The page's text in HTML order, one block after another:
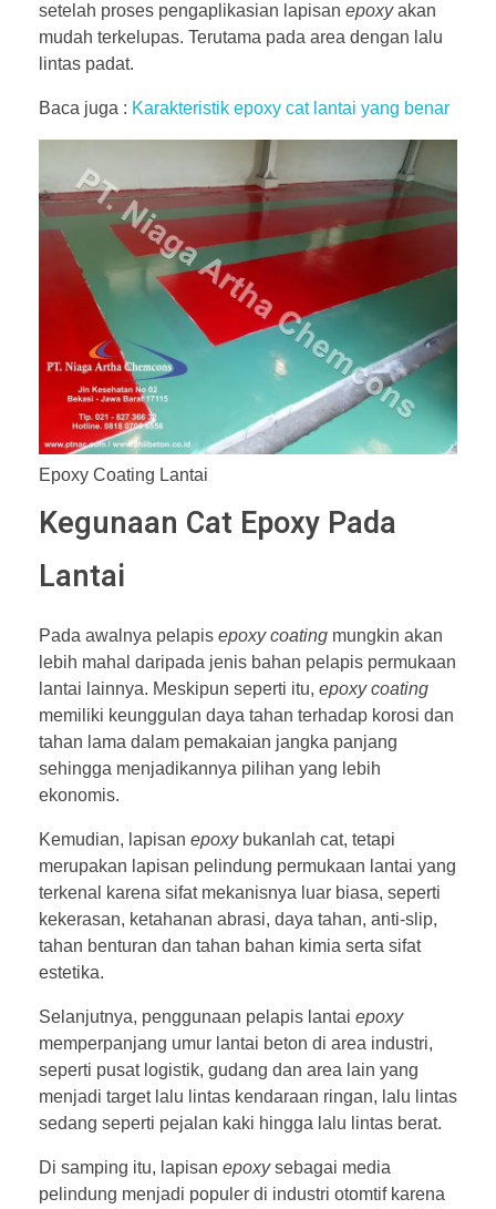
setelah proses pengaplikasian lapisan epoxyakan
mudah terkelupas. Terutama pada area dengan lalu
lintas padat.
Baca juga : Karakteristik epoxy cat lantai yang benar
Epoxy Coating Lantai
Kegunaan Cat Epoxy Pada
Lantai
Pada awalnya pelapis epoxy coating mungkin akan
lebih mahal daripada jenis bahan pelapis permukaan
lantai lainnya. Meskipun seperti itu, epoxy coating
memiliki keunggulan daya tahan terhadap korosi dan
tahan lama dalam pemakaian jangka panjang
sehingga menjadikannya pilihan yang lebih
ekonomis.
Kemudian, lapisan epoxybukanlah cat, tetapi
merupakan lapisan pelindung permukaan lantai yang
terkenal karena sifat mekanisnya luar biasa, seperti
kekerasan, ketahanan abrasi, daya tahan, anti-slip,
tahan benturan dan tahan bahan kimia serta sifat
estetika.
Selanjutnya, penggunaan pelapis lantai epoxy
memperpanjang umur lantai beton di area industri,
seperti pusat logistik, gudang dan area lain yang
menjadi target lalu lintas kendaraan ringan, lalu lintas
sedang seperti pejalan kaki hingga lalu lintas berat.
Di samping itu, lapisan epoxysebagai media
pelindung menjadi populer di industri otomtif karena